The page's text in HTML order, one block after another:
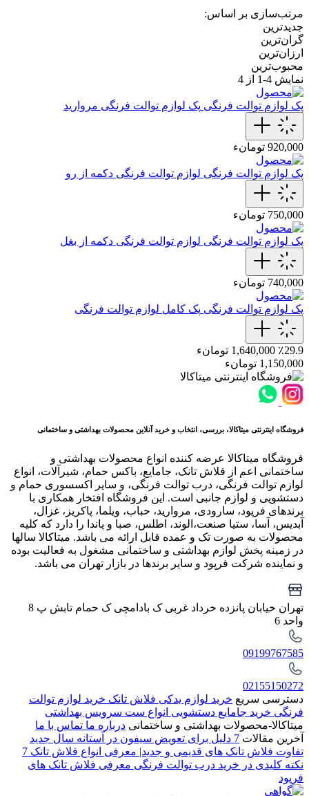
مرتب‌سازی بر اساس:
جدیدترین
گران‌ترین
ارزان‌ترین
محبوب‌ترین
نمایش 4-1 از 4
پک لوازم توالت فرنگی پک لوازم توالت فرنگی مروارید
920,000 تومانء
پک لوازم توالت فرنگی لوازم توالت فرنگی دکمه از رو
750,000 تومانء
پک لوازم توالت فرنگی لوازم توالت فرنگی دکمه از بغل
740,000 تومانء
پک لوازم توالت فرنگی پک کامل لوازم توالت فرنگی
٪29.9 1,640,000 تومانء
1,150,000 تومانء
فروشگاه اینترنتی میتاکالا، بررسی، انتخاب و خرید آنلاین محصولات بهداشتی و ساختمانی
فروشگاه میتاکالا عرضه کننده انواع محصولات بهداشتی و
ساختمانی اعم از فلاش تانک، جامایع، باکس حمام، شیرآلات، انواع
لوازم توالت فرنگی، درب توالت فرنگی، و سایر اکسسوری حمام و
دستشویی و لوازم جانبی است. این فروشگاه افتخار همکاری با
برندهای فرپود، سارودی، مروارید، حباب، ویلما، پاکریز، غزال،
آبدیس، آسا، ستیا صنعت،الوند، اطلس، صبا و پاندا را دارد که کلیه
محصولات به صورت تک و عمده قابل ارائه می باشد. میتاکالا سالها
در زمینه پخش لوازم بهداشتی و ساختمانی مشغول به فعالیت بوده
و نماینده شرکت فرپود و سایر برندها در بازار تهران می باشد.
تهران خیابان پانزده خرداد غربی ک بادامچی ک حمام تابش پ 8
واحد 6
09199767585
02155150272
دسترسی سریع خرید لوازم یدکی فلاش تانک خرید لوازم توالت
فرنگی خرید جامایع دستشویی انواع ست سرویس بهداشتی
میتاکالا-محصولات بهداشتی و ساختمانی درباره ما تماس با ما
آخرین مقالات 7 دلیل برای تعویض سیفون در آستانه سال جدید
تفاوت فلاش تانک های قدیمی و جدید| معرفی انواع فلاش تانک 7
نکته کلیدی در خرید درب توالت فرنگی معرفی فلاش تانک های
فرپود